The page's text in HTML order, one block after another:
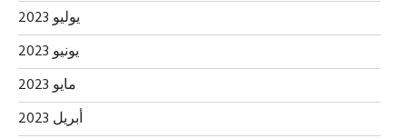
يوليو 2023
يونيو 2023
مايو 2023
أبريل 2023